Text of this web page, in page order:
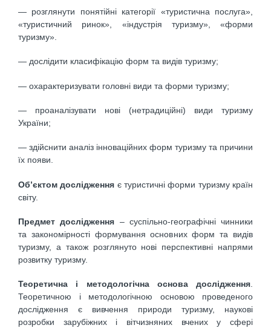
— розглянути понятійні категорії «туристична послуга»,
«туристичний ринок», «індустрія туризму», «форми
туризму».
— дослідити класифікацію форм та видів туризму;
— охарактеризувати головні види та форми туризму;
— проаналізувати нові (нетрадиційні) види туризму
України;
— здійснити аналіз інноваційних форм туризму та причини
їх появи.
Об’єктом дослідження є туристичні форми туризму країн
світу.
Предмет дослідження – суспільно-географічні чинники
та закономірності формування основних форм та видів
туризму, а також розглянуто нові перспективні напрями
розвитку туризму.
Теоретична і методологічна основа дослідження.
Теоретичною і методологічною основою проведеного
дослідження є вивчення природи туризму, наукові
розробки зарубіжних і вітчизняних вчених у сфері